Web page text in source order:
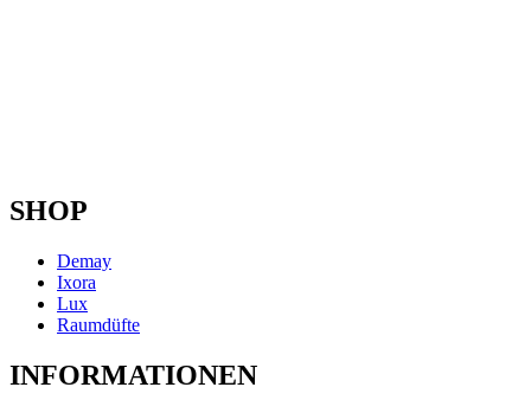
SHOP
Demay
Ixora
Lux
Raumdüfte
INFORMATIONEN